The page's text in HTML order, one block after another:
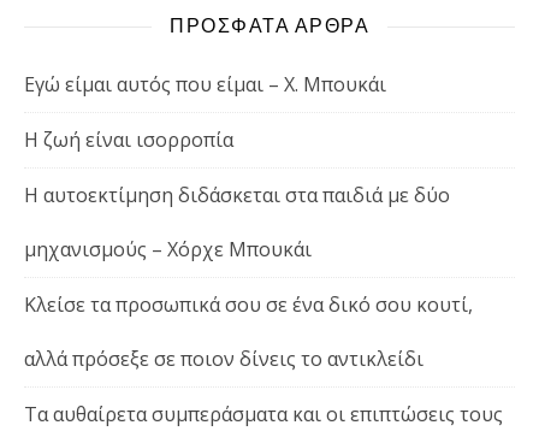
ΠΡΟΣΦΑΤΑ ΑΡΘΡΑ
Εγώ είμαι αυτός που είμαι – Χ. Μπουκάι
Η ζωή είναι ισορροπία
Η αυτοεκτίμηση διδάσκεται στα παιδιά με δύο
μηχανισμούς – Χόρχε Μπουκάι
Κλείσε τα προσωπικά σου σε ένα δικό σου κουτί,
αλλά πρόσεξε σε ποιον δίνεις το αντικλείδι
Τα αυθαίρετα συμπεράσματα και οι επιπτώσεις τους